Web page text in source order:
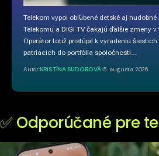
Telekom vypol obľúbené detské aj
Telekomu a DIGI TV čakajú ďalšie zmeny
Operátor totiž pristúpil k vyradeniu
patriacich do portfólia spoločnosti…
Autor:KRISTÍNA SUDOROVÁ 5. augusta 2026
✅ Odporúčané pre